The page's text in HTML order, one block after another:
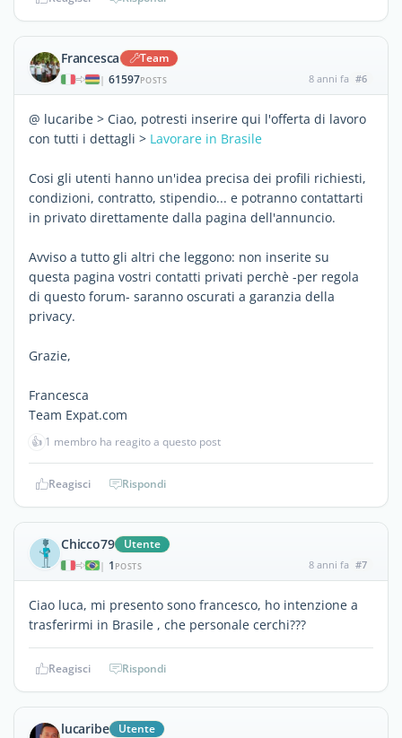
Francesca Team
| 61597POSTS 8 anni fa #6
@ lucaribe > Ciao, potresti inserire qui l'offerta di lavoro
con tutti i dettagli > Lavorare in Brasile
Cosi gli utenti hanno un'idea precisa dei profili richiesti,
condizioni, contratto, stipendio... e potranno contattarti
in privato direttamente dalla pagina dell'annuncio.
Avviso a tutto gli altri che leggono: non inserite su
questa pagina vostri contatti privati perchè -per regola
di questo forum- saranno oscurati a garanzia della
privacy.
Grazie,
Francesca
Team Expat.com
👍 1 membro ha reagito a questo post
Reagisci Rispondi
Chicco79 Utente
| 1 POSTS 8 anni fa #7
Ciao luca, mi presento sono francesco, ho intenzione a
trasferirmi in Brasile , che personale cerchi???
Reagisci Rispondi
lucaribe Utente